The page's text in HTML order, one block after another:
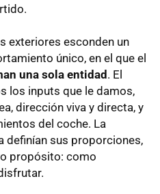
exteriores esconden un
único, en el que el
una sola entidad. El
los inputs que le damos,
dirección viva y directa, y
del coche. La
definían sus proporciones,
propósito: como